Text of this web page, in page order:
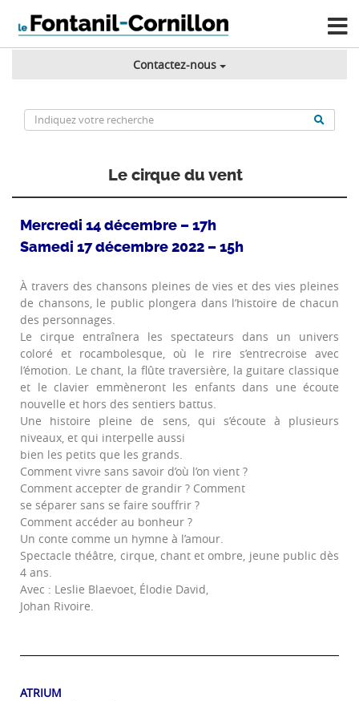
Contactez-nous
Le cirque du vent
Mercredi 14 décembre – 17h
Samedi 17 décembre 2022 – 15h
À travers des chansons pleines de vies et des vies pleines
de chansons, le public plongera dans l’histoire de chacun
des personnages.
Le cirque entraînera les spectateurs dans un univers
coloré et rocambolesque, où le rire s’entrecroise avec
l’émotion. Le chant, la flûte traversière, la guitare classique
et le clavier emmèneront les enfants dans une écoute
nouvelle et hors des sentiers battus.
Une histoire pleine de sens, qui s’écoute à plusieurs
niveaux, et qui interpelle aussi
bien les petits que les grands.
Comment vivre sans savoir d’où l’on vient ?
Comment accepter de grandir ? Comment
se séparer sans se faire souffrir ?
Comment accéder au bonheur ?
Un conte comme un hymne à l’amour.
Spectacle théâtre, cirque, chant et ombre, jeune public dès
4 ans.
Avec : Leslie Blaevoet, Élodie David,
Johan Rivoire.
ATRIUM